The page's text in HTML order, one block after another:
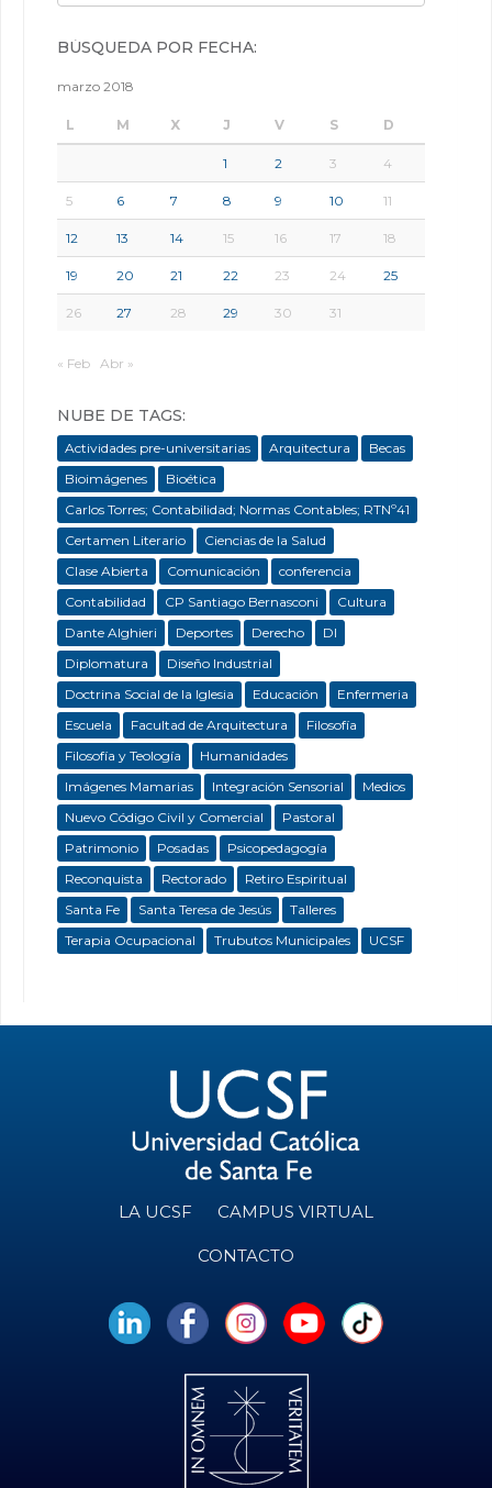
BÚSQUEDA POR FECHA:
marzo 2018
L M X J V S D
1 2 3 4
5 6 7 8 9 10 11
12 13 14 15 16 17 18
19 20 21 22 23 24 25
26 27 28 29 30 31
« Feb Abr »
NUBE DE TAGS:
Actividades pre-universitarias Arquitectura
Becas
Bioimágenes
Bioética
Carlos Torres; Contabilidad; Normas Contables; RTNº41
Certamen Literario
Ciencias de la Salud
Clase Abierta
Comunicación
conferencia
Contabilidad
CP Santiago Bernasconi
Cultura
Dante Alghieri
Deportes Derecho
DI
Diplomatura
Diseño Industrial
Doctrina Social de la Iglesia
Educación
Enfermeria
Escuela
Facultad de Arquitectura
Filosofía
Filosofía y Teología
Humanidades
Imágenes Mamarias
Integración Sensorial
Medios
Nuevo Código Civil y Comercial
Pastoral
Patrimonio
Posadas
Psicopedagogía
Reconquista
Rectorado
Retiro Espiritual
Santa Fe
Santa Teresa de Jesús
Talleres
Terapia Ocupacional
Trubutos Municipales UCSF
LA UCSF CAMPUS VIRTUAL
CONTACTO